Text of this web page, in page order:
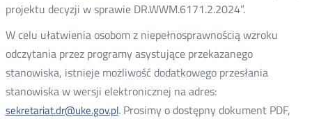
projektu decyzji w sprawie DR.WWM.6171.2.2024”.
W celu ułatwienia osobom z niepełnosprawnością wzroku
odczytania przez programy asystujące przekazanego
stanowiska, istnieje możliwość dodatkowego przesłania
stanowiska w wersji elektronicznej na adres:
sekretariat.dr@uke.gov.pl. Prosimy o dostępny dokument PDF,